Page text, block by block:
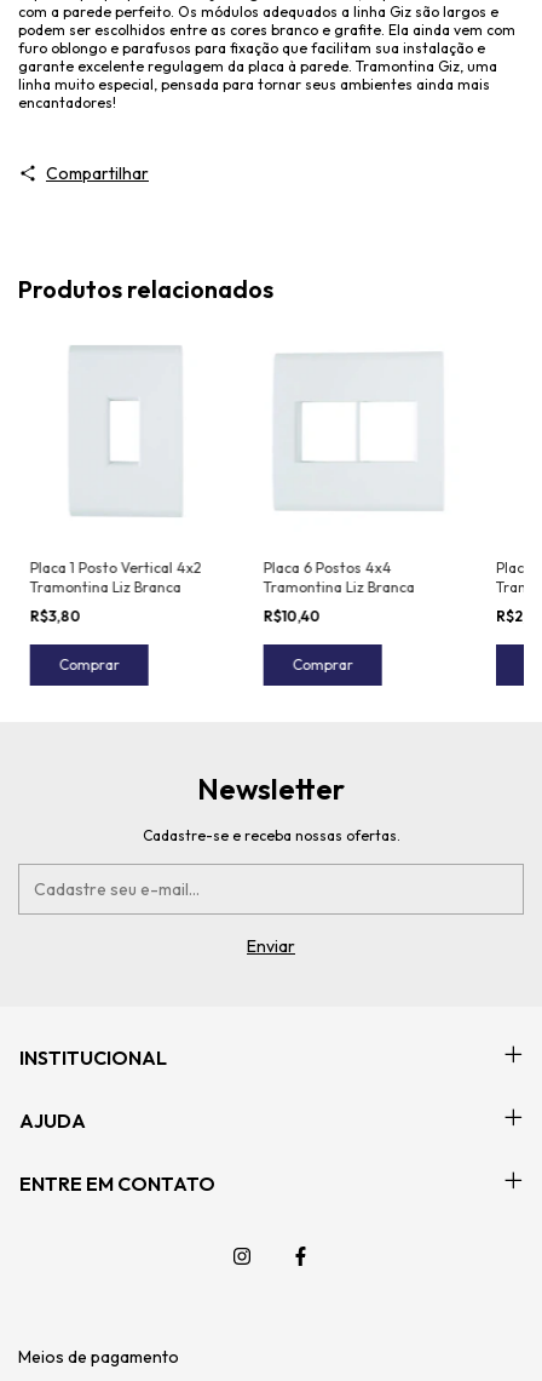
com a parede perfeito. Os módulos adequados a linha Giz são largos e
podem ser escolhidos entre as cores branco e grafite. Ela ainda vem com
furo oblongo e parafusos para fixação que facilitam sua instalação e
garante excelente regulagem da placa à parede. Tramontina Giz, uma
linha muito especial, pensada para tornar seus ambientes ainda mais
encantadores!
Compartilhar
Produtos relacionados
Placa 1 Posto Vertical 4x2
Tramontina Liz Branca
R$3,80
Comprar
Placa 6 Postos 4x4
Tramontina Liz Branca
R$10,40
Comprar
Placa
Newsletter
Cadastre-se e receba nossas ofertas.
INSTITUCIONAL
AJUDA
ENTRE EM CONTATO
Meios de pagamento